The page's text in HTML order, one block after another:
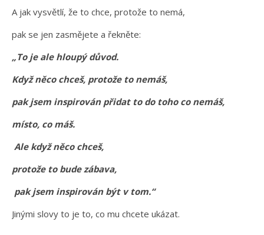
A jak vysvětlí, že to chce, protože to nemá,
pak se jen zasmějete a řekněte:
„To je ale hloupý důvod.
Když něco chceš, protože to nemáš,
pak jsem inspirován přidat to do toho co nemáš,
místo, co máš.
Ale když něco chceš,
protože to bude zábava,
pak jsem inspirován být v tom.“
Jinými slovy to je to, co mu chcete ukázat.